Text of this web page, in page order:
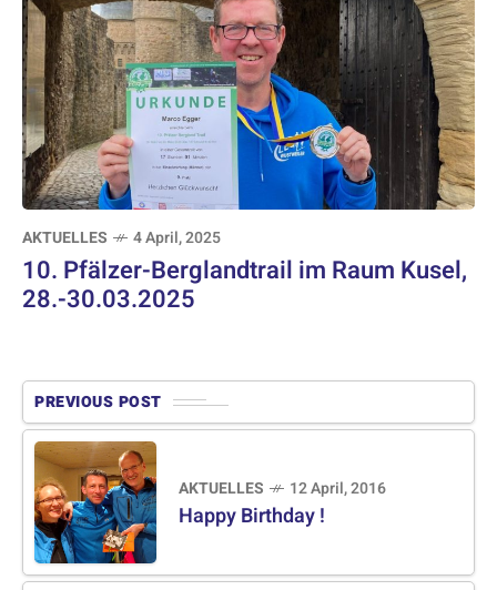
AKTUELLES 4 April, 2025
10. Pfälzer-Berglandtrail im Raum Kusel,
28.-30.03.2025
PREVIOUS POST
AKTUELLES 12 April, 2016
Happy Birthday !